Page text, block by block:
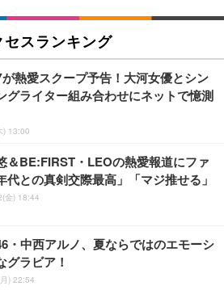
セスランキング
が熱愛スクープ予告！大河女優とシン
グライター組み合わせにネットで憶測
) 13:00
＆BE:FIRST・LEOの熱愛報道にファ
代との真剣交際最高」「マジ推せる」
金) 18:44
・中西アルノ、夏ならではのエモーシ
グラビア！
) 22:54